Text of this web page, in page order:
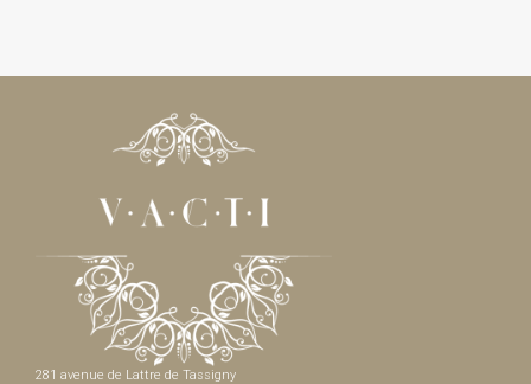
281 avenue de Lattre de Tassigny